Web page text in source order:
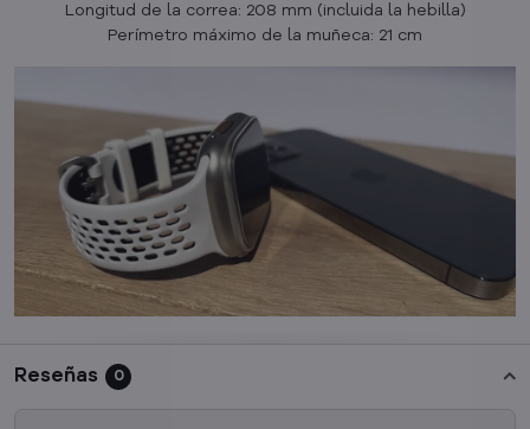
Longitud de la correa: 208 mm (incluida la hebilla)
Perímetro máximo de la muñeca: 21 cm
Reseñas 0